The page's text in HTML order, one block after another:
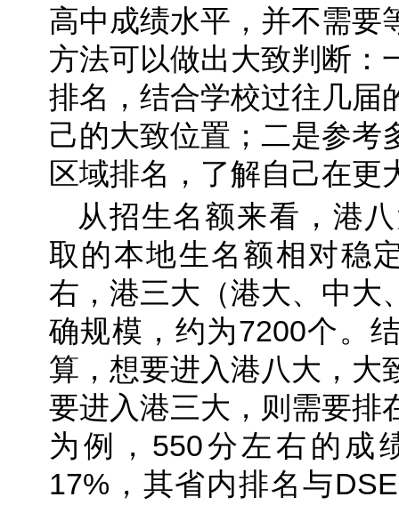
高中成绩水平，并不需要
方法可以做出大致判断：
排名，结合学校过往几届
己的大致位置；二是参考
区域排名，了解自己在更
从招生名额来看，港
取的本地生名额相对稳
右，港三大（港大、中大
确规模，约为7200个。
算，想要进入港八大，大
要进入港三大，则需要排
为例，550分左右的成
17%，其省内排名与